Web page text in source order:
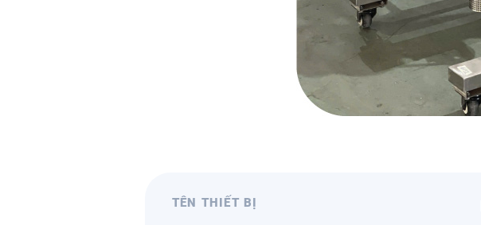
TÊN THIẾT BỊ